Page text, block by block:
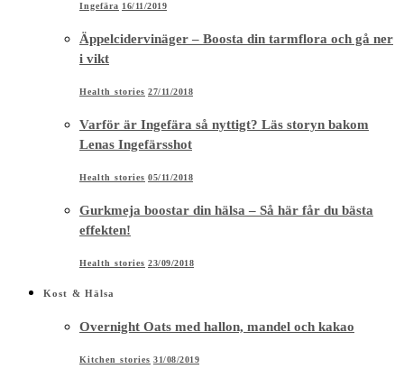
Ingefära 16/11/2019
Äppelcidervinäger – Boosta din tarmflora och gå ner
i vikt
Health stories 27/11/2018
Varför är Ingefära så nyttigt? Läs storyn bakom
Lenas Ingefärsshot
Health stories 05/11/2018
Gurkmeja boostar din hälsa – Så här får du bästa
effekten!
Health stories 23/09/2018
Kost & Hälsa
Overnight Oats med hallon, mandel och kakao
Kitchen stories 31/08/2019